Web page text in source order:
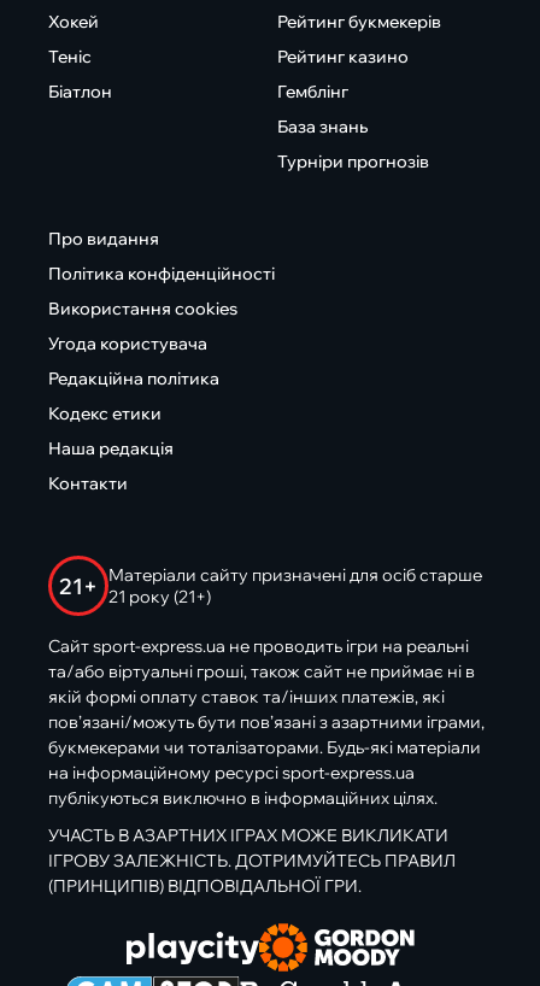
Хокей
Теніс
Біатлон
Рейтинг букмекерів
Рейтинг казино
Гемблінг
База знань
Турніри прогнозів
Про видання
Політика конфіденційності
Використання cookies
Угода користувача
Редакційна політика
Кодекс етики
Наша редакція
Контакти
21+
Матеріали сайту призначені для осіб старше
21 року (21+)
Сайт sport-express.ua не проводить ігри на реальні
та/або віртуальні гроші, також сайт не приймає ні в
якій формі оплату ставок та/інших платежів, які
пов’язані/можуть бути пов’язані з азартними іграми,
букмекерами чи тоталізаторами. Будь-які матеріали
на інформаційному ресурсі sport-express.ua
публікуються виключно в інформаційних цілях.
УЧАСТЬ В АЗАРТНИХ ІГРАХ МОЖЕ ВИКЛИКАТИ
ІГРОВУ ЗАЛЕЖНІСТЬ. ДОТРИМУЙТЕСЬ ПРАВИЛ
(ПРИНЦИПІВ) ВІДПОВІДАЛЬНОЇ ГРИ.